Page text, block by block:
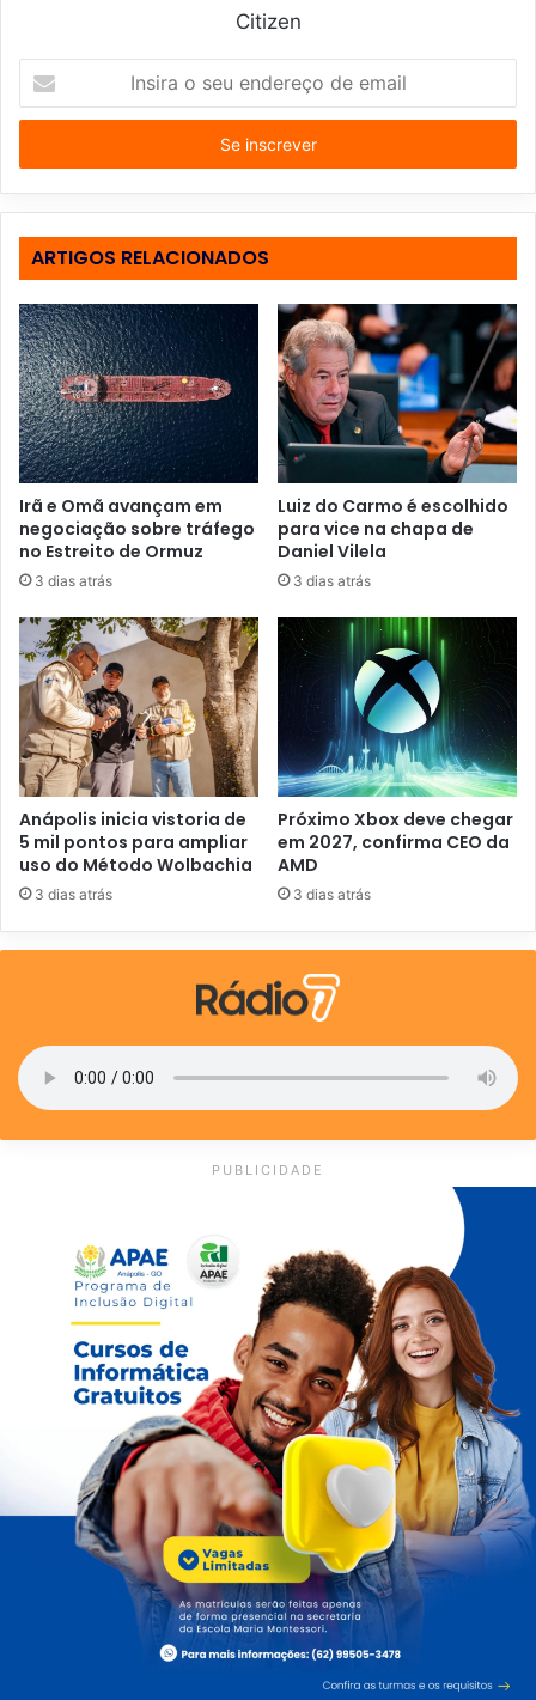
Citizen
s
r
a
e
n
d
e
r
e
ç
o
d
e
e
a
i
l
ARTIGOS RELACIONADOS
Irã e Omã avançam em
negociação sobre tráfego
no Estreito de Ormuz
3 dias atrás
Luiz do Carmo é escolhido
para vice na chapa de
Daniel Vilela
3 dias atrás
Anápolis inicia vistoria de
5 mil pontos para ampliar
uso do Método Wolbachia
3 dias atrás
Próximo Xbox deve chegar
em 2027, confirma CEO da
AMD
3 dias atrás
PUBLICIDADE